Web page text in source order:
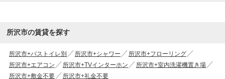
所沢市の賃貸を探す
所沢市+バストイレ別 所沢市+シャワー
所沢市+フローリング
所沢市+エアコン
所沢市+TVインターホン
所沢市+室内洗濯機置き場
所沢市+敷金不要
所沢市+礼金不要